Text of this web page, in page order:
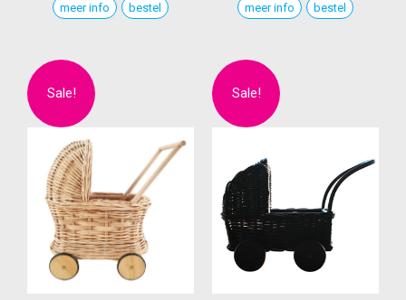
meer info bestel meer info bestel